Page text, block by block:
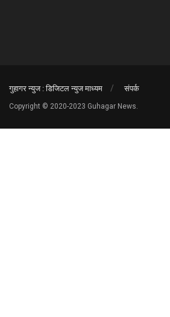
गुहागर न्युज : डिजिटल न्युज माध्यम संपर्क
Copyright © 2020-2023 Guhagar News.